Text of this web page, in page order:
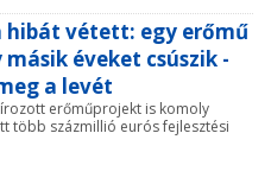
hibát vétett: egy erőmű
éveket csúszik -
a levét
erőműprojekt is komoly
több százmillió eurós fejlesztési